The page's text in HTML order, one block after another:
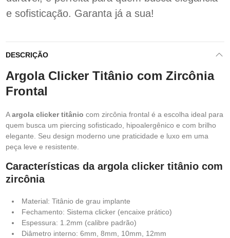
e sofisticação. Garanta já a sua!
DESCRIÇÃO
Argola Clicker Titânio com Zircônia
Frontal
Aargola clicker titânio com zircônia frontal é a escolha ideal para
quem busca um piercing sofisticado, hipoalergênico e com brilho
elegante. Seu design moderno une praticidade e luxo em uma
peça leve e resistente.
Características da argola clicker titânio com
zircônia
Material: Titânio de grau implante
Fechamento: Sistema clicker (encaixe prático)
Espessura: 1.2mm (calibre padrão)
Diâmetro interno: 6mm, 8mm, 10mm, 12mm